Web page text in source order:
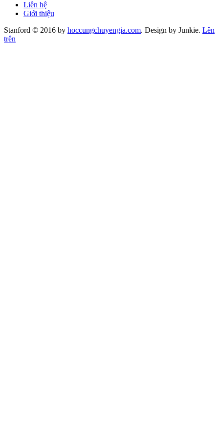
Liên hệ
Giới thiệu
Stanford © 2016 by hoccungchuyengia.com. Design by Junkie. Lên
trên